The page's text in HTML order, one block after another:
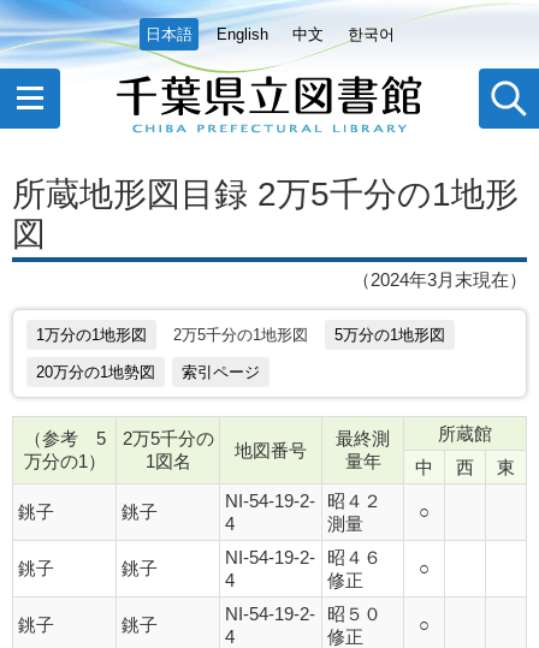
日本語 English 中文 한국어
所蔵地形図目録 2万5千分の1地形
図
（2024年3月末現在）
1万分の1地形図 2万5千分の1地形図 5万分の1地形図
20万分の1地勢図 索引ページ
（参考 5
万分の1）
2万5千分の
1図名
地図番号
最終測
量年
所蔵館
中
西 東
銚子 銚子
NI-54-19-2-
4
昭４２
測量
○
銚子 銚子
NI-54-19-2-
4
昭４６
修正
○
銚子 銚子
NI-54-19-2-
4
昭５０
修正
○